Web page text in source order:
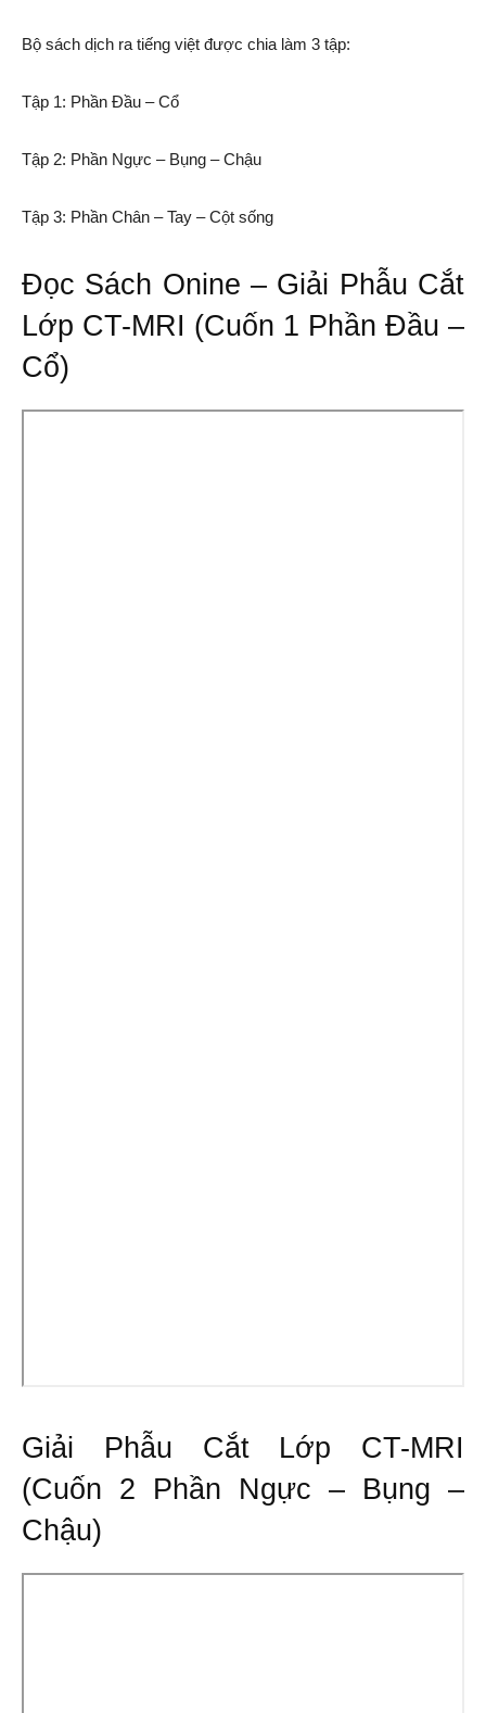
Bộ sách dịch ra tiếng việt được chia làm 3 tập:
Tập 1: Phần Đầu – Cổ
Tập 2: Phần Ngực – Bụng – Chậu
Tập 3: Phần Chân – Tay – Cột sống
Đọc Sách Onine – Giải Phẫu Cắt
Lớp CT-MRI (Cuốn 1 Phần Đầu –
Cổ)
Giải Phẫu Cắt Lớp CT-MRI
(Cuốn 2 Phần Ngực – Bụng –
Chậu)